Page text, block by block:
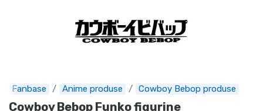
Fanbase Anime produse Cowboy Bebop produse
Cowboy Bebop Funko figurine
Expres